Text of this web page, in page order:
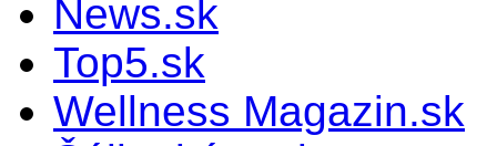
News.sk
Top5.sk
Wellness Magazin.sk